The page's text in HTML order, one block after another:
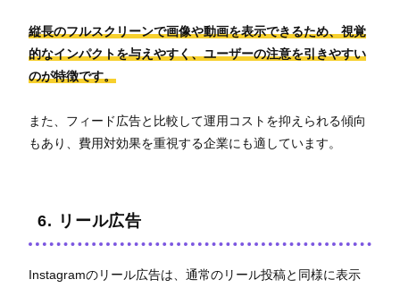
縦長のフルスクリーンで画像や動画を表示できるため、視覚
的なインパクトを与えやすく、ユーザーの注意を引きやすい
のが特徴です。
また、フィード広告と比較して運用コストを抑えられる傾向
もあり、費用対効果を重視する企業にも適しています。
6. リール広告
Instagramのリール広告は、通常のリール投稿と同様に表示